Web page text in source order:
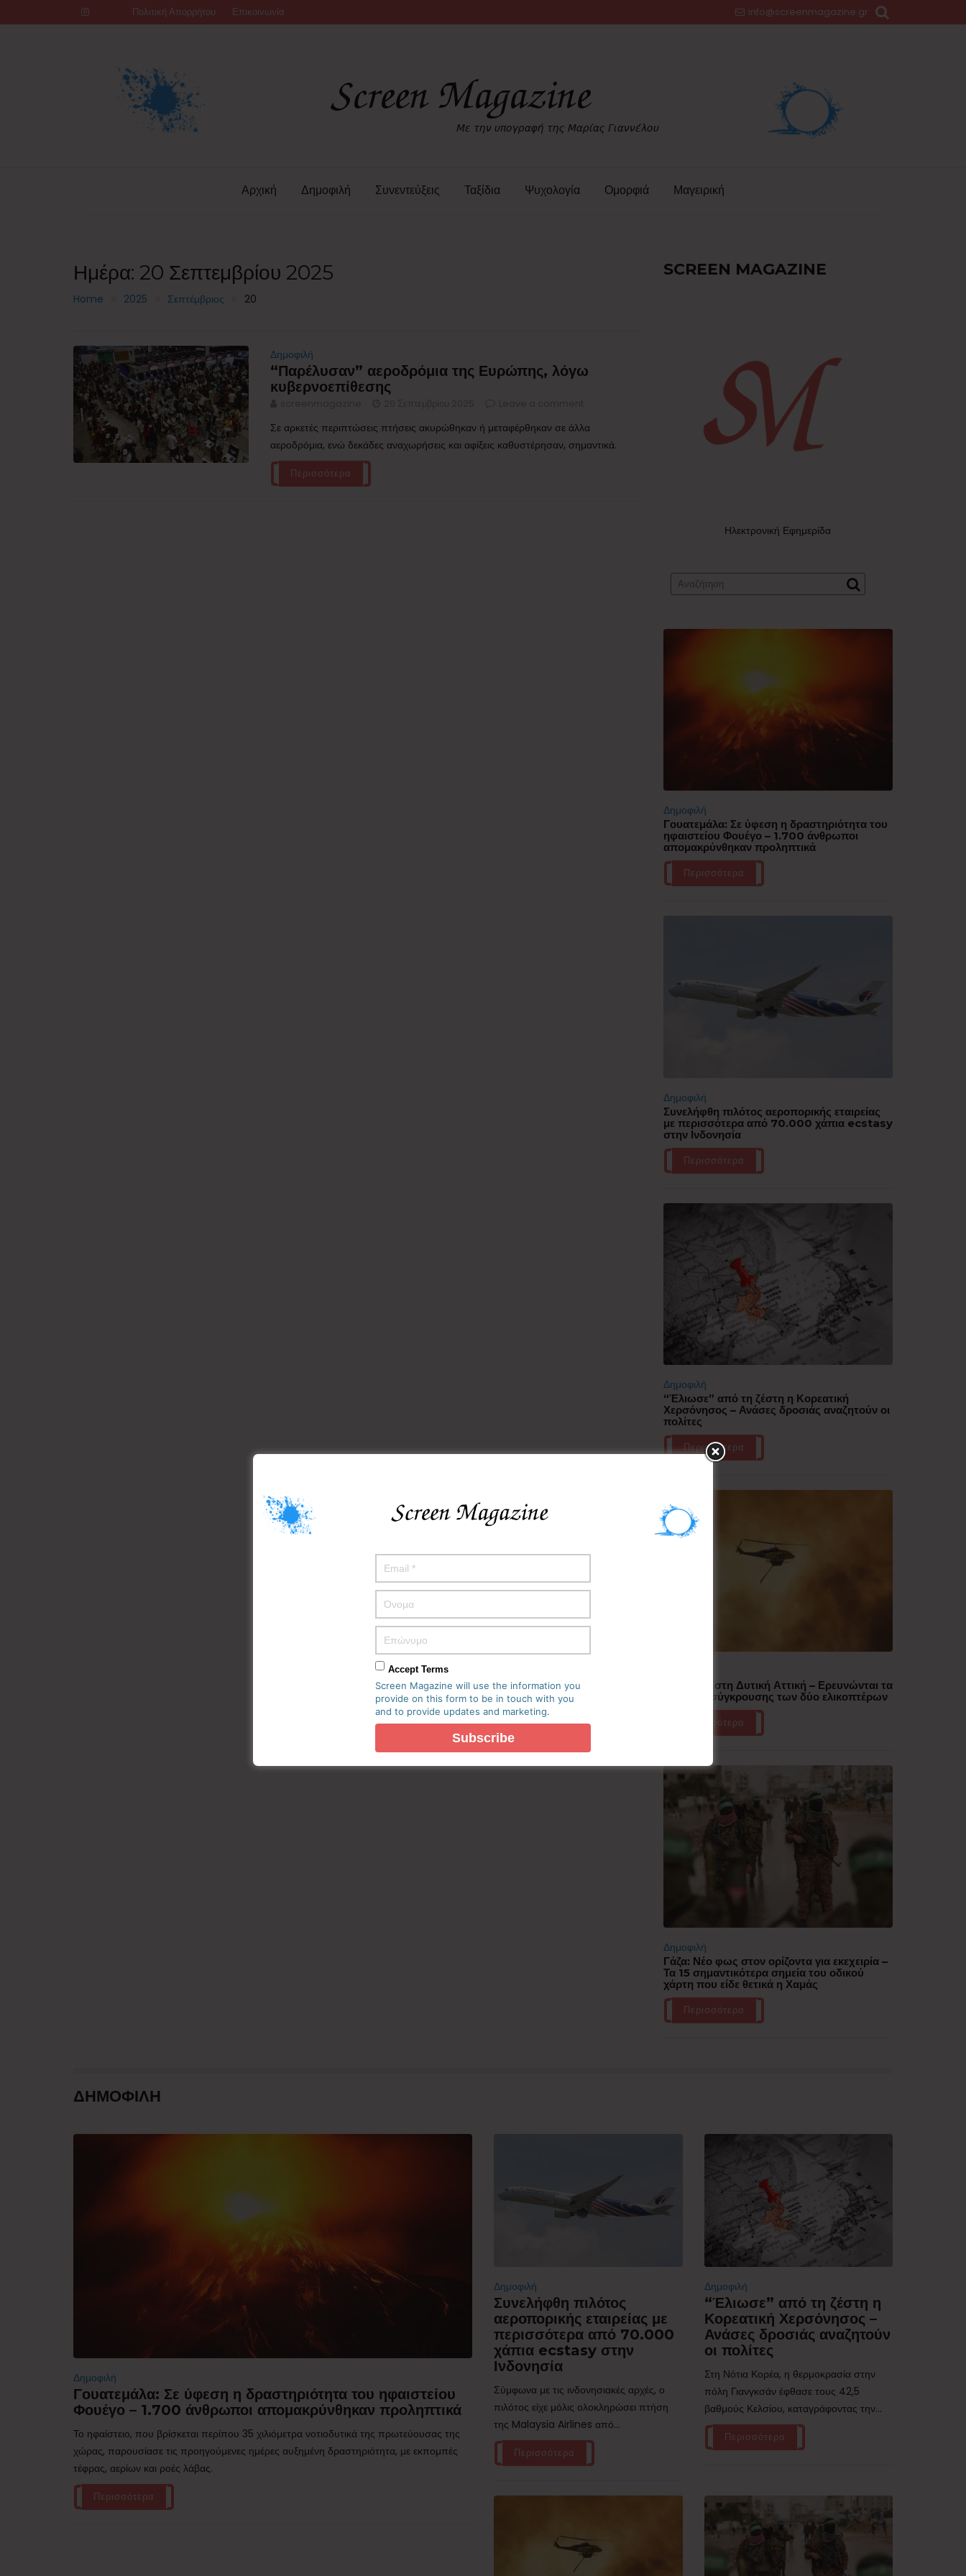
to
Πολιτική Απορρήτου Επικοινωνία info@screenmagazine.gr
Αρχική Δημοφιλή Συνεντεύξεις Ταξίδια Ψυχολογία Ομορφιά Μαγειρική
Ημέρα: 20 Σεπτεμβρίου 2025
Home 2025 Σεπτέμβριος 20
Δημοφιλή
“Παρέλυσαν” αεροδρόμια της Ευρώπης, λόγω
κυβερνοεπίθεσης
Σε αρκετές περιπτώσεις πτήσεις ακυρώθηκαν ή μεταφέρθηκαν σε άλλα
αεροδρόμια, ενώ δεκάδες αναχωρήσεις και αφίξεις καθυστέρησαν, σημαντικά.
Περισσότερα
SCREEN MAGAZINE
Ηλεκτρονική Εφημερίδα
Δημοφιλή
Γουατεμάλα: Σε ύφεση η δραστηριότητα του
ηφαιστείου Φουέγο – 1.700 άνθρωποι
απομακρύνθηκαν προληπτικά
Περισσότερα
Δημοφιλή
Συνελήφθη πιλότος αεροπορικής εταιρείας
με περισσότερα από 70.000 χάπια ecstasy
στην Ινδονησία
Περισσότερα
Δημοφιλή
“Έλιωσε” από τη ζέστη η Κορεατική
Χερσόνησος – Ανάσες δροσιάς αναζητούν οι
πολίτες
Περισσότερα
Πυρκαγιά στη Δυτική Αττική – Ερευνώνται τα
αίτια της σύγκρουσης των δύο ελικοπτέρων
Περισσότερα
Δημοφιλή
Γάζα: Νέο φως στον ορίζοντα για εκεχειρία –
Τα 15 σημαντικότερα σημεία του οδικού
χάρτη που είδε θετικά η Χαμάς
Περισσότερα
ΔΗΜΟΦΙΛΗ
Δημοφιλή
Γουατεμάλα: Σε ύφεση η δραστηριότητα του ηφαιστείου
Φουέγο – 1.700 άνθρωποι απομακρύνθηκαν προληπτικά
Το ηφαίστειο, που βρίσκεται περίπου 35 χιλιόμετρα νοτιοδυτικά της πρωτεύουσας της
χώρας, παρουσίασε τις προηγούμενες ημέρες αυξημένη δραστηριότητα, με εκπομπές
τέφρας, αερίων και ροές λάβας.
Περισσότερα
Δημοφιλή
Συνελήφθη πιλότος
αεροπορικής εταιρείας με
περισσότερα από 70.000
χάπια ecstasy στην
Ινδονησία
Σύμφωνα με τις ινδονησιακές αρχές, ο
πιλότος είχε μόλις ολοκληρώσει πτήση
της Malaysia Airlines από...
Περισσότερα
Δημοφιλή
“Έλιωσε” από τη ζέστη η
Κορεατική Χερσόνησος –
Ανάσες δροσιάς αναζητούν
οι πολίτες
Στη Νότια Κορέα, η θερμοκρασία στην
πόλη Γιανγκσάν έφθασε τους 42,5
βαθμούς Κελσίου, καταγράφοντας την...
Περισσότερα
Accept Terms
Screen Magazine will use the information you
provide on this form to be in touch with you
and to provide updates and marketing.